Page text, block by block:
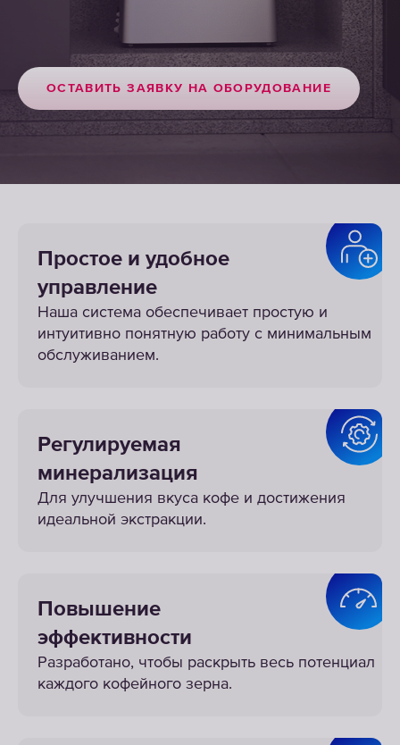
ОСТАВИТЬ ЗАЯВКУ НА ОБОРУДОВАНИЕ
Простое и удобное
управление
Наша система обеспечивает простую и
интуитивно понятную работу с минимальным
обслуживанием.
Регулируемая
минерализация
Для улучшения вкуса кофе и достижения
идеальной экстракции.
Повышение
эффективности
Разработано, чтобы раскрыть весь потенциал
каждого кофейного зерна.